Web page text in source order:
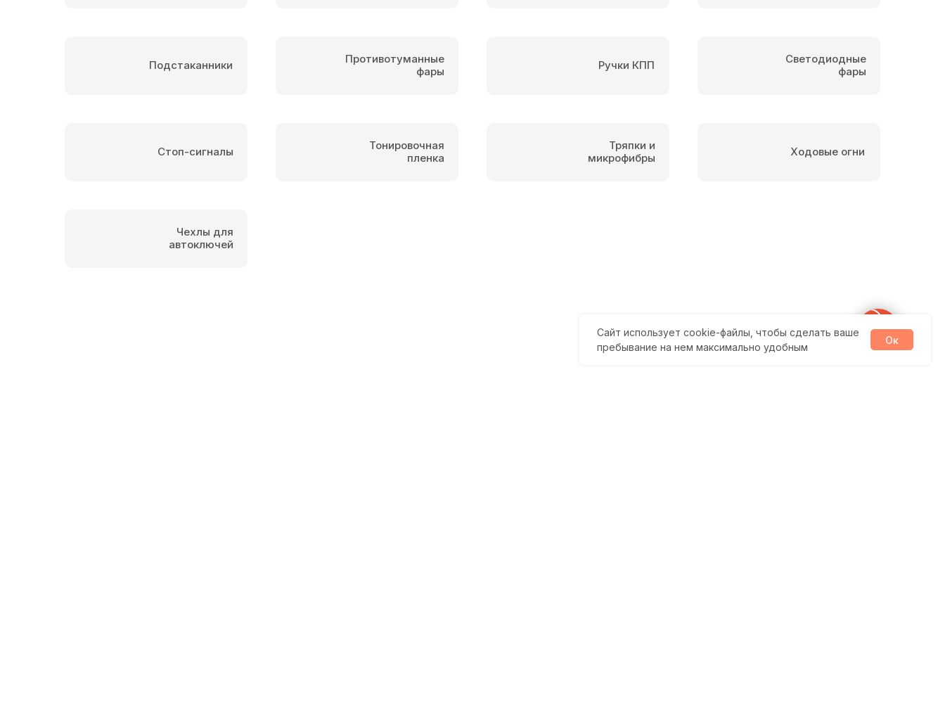
Сайт использует cookie-файлы, чтобы сделать ваше
пребывание на нем максимально удобным
Ок
Подстаканники
Светодиодные
фары
Тонировочная
пленка
Ходовые огни
Противотуманные
фары
Стоп-сигналы
Ручки КПП
Тряпки и
микрофибры
Чехлы для
автоключей